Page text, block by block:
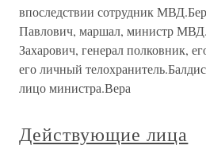
впоследствии сотрудник
Павлович, маршал, министр
Захарович, генерал полковник,
его личный
лицо министра.Вера
Действующие лица